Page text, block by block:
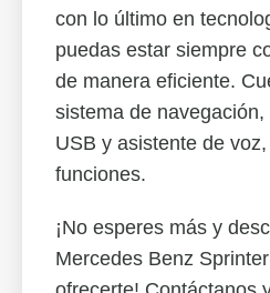
con lo último en
puedas estar siempre
de manera eficiente.
sistema de
USB y asistente de
funciones.
¡No esperes más y
Mercedes Benz